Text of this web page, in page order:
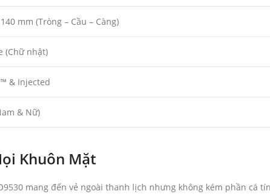
mm (Tròng – Cầu – Càng)
(Chữ nhật)
& Injected
& Nữ)
Khuôn Mặt
mang đến vẻ ngoài thanh lịch nhưng không kém phần cá